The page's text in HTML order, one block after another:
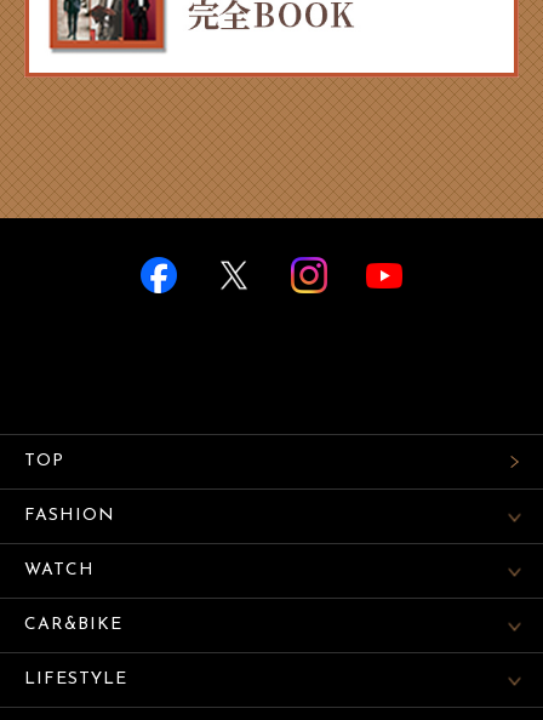
TOP
FASHION
WATCH
CAR&BIKE
LIFESTYLE